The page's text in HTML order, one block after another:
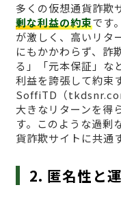
多くの仮想通貨詐欺
剰な利益の約束です
が激しく、高いリタ
にもかかわらず、詐
る」「元本保証」な
利益を誇張して約束
SoffiTD（
大きなリターンを得
す。このような過剰
貨詐欺サイトに共通
2. 匿名性と